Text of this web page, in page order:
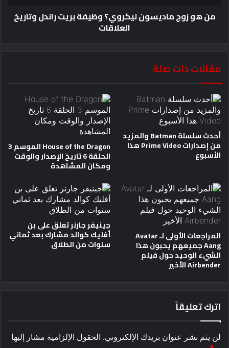
من هو زوج ماديسون ليكروي؟ وظيفة بريت راندل وتاريخ
العلاقات
مقالات ذات صلة
أحدث سلسلة Batman والمزيد
من إصدارات Prime Video هذا
الأسبوع
House of the Dragon الموسم 3
الحلقة 6 تاريخ الإصدار والوقت
ومكان المشاهدة
المراجعات الأولى لـ Avatar
Aang جميعهم يحبون هذا
الشيء الوحيد حول فيلم
Airbender الأخير
جينيفر جارنر تعلق على بن
أفليك كوالد مشارك بعد ثماني
سنوات من الطلاق
اترك تعليقاً
لن يتم نشر عنوان بريدك الإلكتروني. الحقول الإلزامية مشار إليها